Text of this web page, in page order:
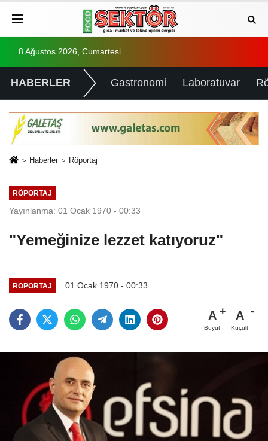
8 Ağustos 2026, Cumartesi
HABERLER Gastronomi Laboratuvar
Haberler Röportaj
RÖPORTAJ
Yayınlanma: 01 Ocak 1970 - 00:33
"Yemeğinize lezzet katıyoruz"
RÖPORTAJ 01 Ocak 1970 - 00:33
A
Büyüt
A
Küçült